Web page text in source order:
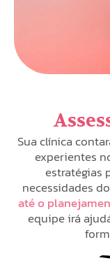
Sua clínica
experientes
estratégias
necessidades
até o
equipe irá